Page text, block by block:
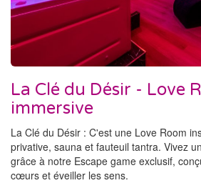
La Clé du Désir - Love
immersive
La Clé du Désir : C'est une Love Room
privative, sauna et fauteuil tantra. Vivez
grâce à notre Escape game exclusif,
cœurs et éveiller les sens.